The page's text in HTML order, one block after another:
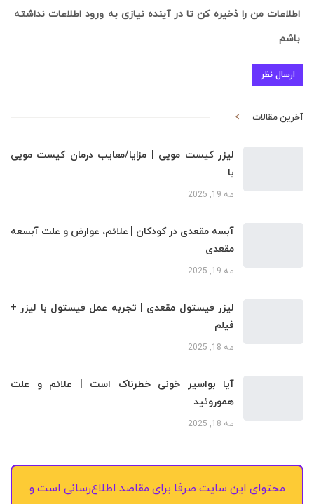
اطلاعات من را ذخیره کن تا در آینده نیازی به ورود اطلاعات نداشته
باشم
آخرین مقالات
لیزر کیست مویی | مزایا/معایب درمان کیست مویی
با…
مه 19, 2025
آبسه مقعدی در کودکان | علائم، عوارض و علت آبسعه
مقعدی
مه 19, 2025
لیزر فیستول مقعدی | تجربه عمل فیستول با لیزر +
فیلم
مه 18, 2025
آیا بواسیر خونی خطرناک است | علائم و علت
هموروئید…
مه 18, 2025
محتوای این سایت صرفا برای مقاصد اطلاع‌رسانی است و